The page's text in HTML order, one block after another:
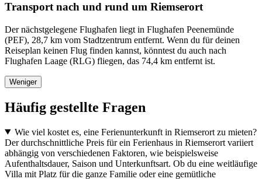
Transport nach und rund um Riemserort
Der nächstgelegene Flughafen liegt in Flughafen Peenemünde
(PEF), 28,7 km vom Stadtzentrum entfernt. Wenn du für deinen
Reiseplan keinen Flug finden kannst, könntest du auch nach
Flughafen Laage (RLG) fliegen, das 74,4 km entfernt ist.
Weniger
Häufig gestellte Fragen
Wie viel kostet es, eine Ferienunterkunft in Riemserort zu mieten?
Der durchschnittliche Preis für ein Ferienhaus in Riemserort variiert
abhängig von verschiedenen Faktoren, wie beispielsweise
Aufenthaltsdauer, Saison und Unterkunftsart. Ob du eine weitläufige
Villa mit Platz für die ganze Familie oder eine gemütliche